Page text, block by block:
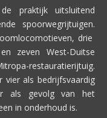
praktijk uitsluitend
spoorwegrijtuigen.
drie
zeven West-Duitse
restauratierijtuig.
vier als bedrijfsvaardig
als gevolg van het
in onderhoud is.